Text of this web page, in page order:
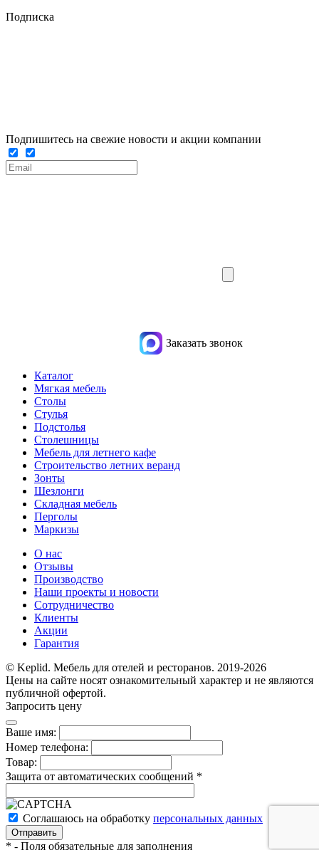
Подписка
Подпишитесь на свежие новости и акции компании
Заказать звонок
Каталог
Мягкая мебель
Столы
Стулья
Подстолья
Столешницы
Мебель для летнего кафе
Строительство летних веранд
Зонты
Шезлонги
Складная мебель
Перголы
Маркизы
О нас
Отзывы
Производство
Наши проекты и новости
Сотрудничество
Клиенты
Акции
Гарантия
© Keplid. Мебель для отелей и ресторанов. 2019-2026
Цены на сайте носят ознакомительный характер и не являются
публичной офертой.
Запросить цену
Ваше имя:
Номер телефона:
Товар:
Защита от автоматических сообщений *
Соглашаюсь на обработку персональных данных
* - Поля обязательные для заполнения